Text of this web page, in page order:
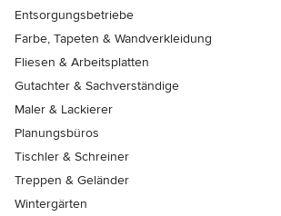
Entsorgungsbetriebe
Farbe, Tapeten & Wandverkleidung
Fliesen & Arbeitsplatten
Gutachter & Sachverständige
Maler & Lackierer
Planungsbüros
Tischler & Schreiner
Treppen & Geländer
Wintergärten